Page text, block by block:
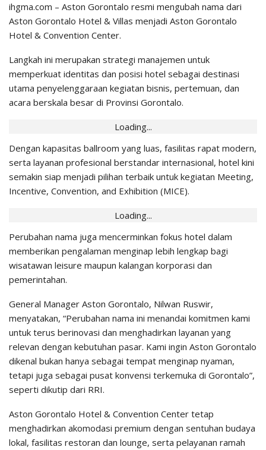
ihgma.com – Aston Gorontalo resmi mengubah nama dari
Aston Gorontalo Hotel & Villas menjadi Aston Gorontalo
Hotel & Convention Center.
Langkah ini merupakan strategi manajemen untuk
memperkuat identitas dan posisi hotel sebagai destinasi
utama penyelenggaraan kegiatan bisnis, pertemuan, dan
acara berskala besar di Provinsi Gorontalo.
Loading...
Dengan kapasitas ballroom yang luas, fasilitas rapat modern,
serta layanan profesional berstandar internasional, hotel kini
semakin siap menjadi pilihan terbaik untuk kegiatan Meeting,
Incentive, Convention, and Exhibition (MICE).
Loading...
Perubahan nama juga mencerminkan fokus hotel dalam
memberikan pengalaman menginap lebih lengkap bagi
wisatawan leisure maupun kalangan korporasi dan
pemerintahan.
General Manager Aston Gorontalo, Nilwan Ruswir,
menyatakan, “Perubahan nama ini menandai komitmen kami
untuk terus berinovasi dan menghadirkan layanan yang
relevan dengan kebutuhan pasar. Kami ingin Aston Gorontalo
dikenal bukan hanya sebagai tempat menginap nyaman,
tetapi juga sebagai pusat konvensi terkemuka di Gorontalo”,
seperti dikutip dari RRI.
Aston Gorontalo Hotel & Convention Center tetap
menghadirkan akomodasi premium dengan sentuhan budaya
lokal, fasilitas restoran dan lounge, serta pelayanan ramah